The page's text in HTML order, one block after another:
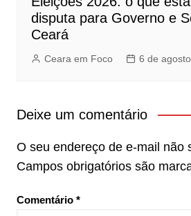
disputa para Governo e
Ceará
Ceara em Foco 6 de
Deixe um comentário
O seu endereço de e-mail não
Campos obrigatórios são
Comentário *